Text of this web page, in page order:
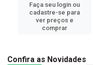
Faça seu login ou
cadastre-se para
ver preços e
comprar
Confira as Novidades